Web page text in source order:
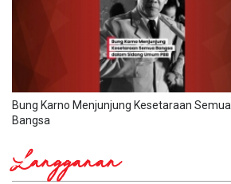
Bung Karno Menjunjung Kesetaraan Semua
Bangsa
Langganan